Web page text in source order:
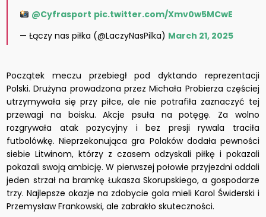
@Cyfrasport pic.twitter.com/Xmv0w5MCwE
— Łączy nas piłka (@LaczyNasPilka) March 21, 2025
Początek meczu przebiegł pod dyktando reprezentacji
Polski. Drużyna prowadzona przez Michała Probierza częściej
utrzymywała się przy piłce, ale nie potrafiła zaznaczyć tej
przewagi na boisku. Akcje psuła na potęgę. Za wolno
rozgrywała atak pozycyjny i bez presji rywala traciła
futbolówkę. Nieprzekonująca gra Polaków dodała pewności
siebie Litwinom, którzy z czasem odzyskali piłkę i pokazali
pokazali swoją ambicję. W pierwszej połowie przyjezdni oddali
jeden strzał na bramkę Łukasza Skorupskiego, a gospodarze
trzy. Najlepsze okazje na zdobycie gola mieli Karol Świderski i
Przemysław Frankowski, ale zabrakło skuteczności.